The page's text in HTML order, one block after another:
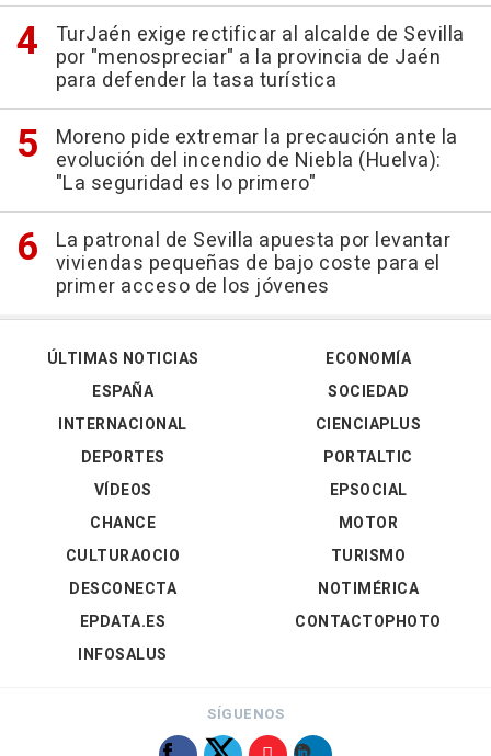
TurJaén exige rectificar al alcalde de Sevilla
por "menospreciar" a la provincia de Jaén
para defender la tasa turística
Moreno pide extremar la precaución ante la
evolución del incendio de Niebla (Huelva):
"La seguridad es lo primero"
La patronal de Sevilla apuesta por levantar
viviendas pequeñas de bajo coste para el
primer acceso de los jóvenes
ÚLTIMAS NOTICIAS
ESPAÑA
INTERNACIONAL
DEPORTES
VÍDEOS
ECONOMÍA
SOCIEDAD
CIENCIAPLUS
PORTALTIC
EPSOCIAL
CHANCE
CULTURAOCIO
DESCONECTA
EPDATA.ES
INFOSALUS
MOTOR
TURISMO
NOTIMÉRICA
CONTACTOPHOTO
SÍGUENOS